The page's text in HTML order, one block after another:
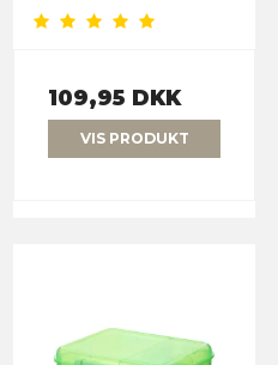
109,95 DKK
VIS PRODUKT